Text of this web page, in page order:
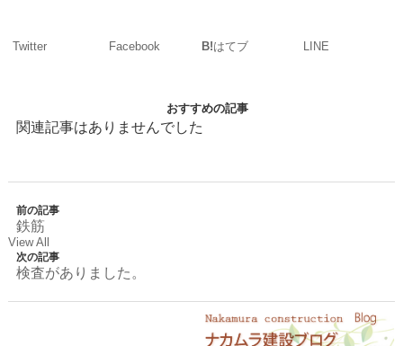
Twitter Facebook B!はてブ LINE
おすすめの記事
関連記事はありませんでした
前の記事
鉄筋
View All
次の記事
検査がありました。